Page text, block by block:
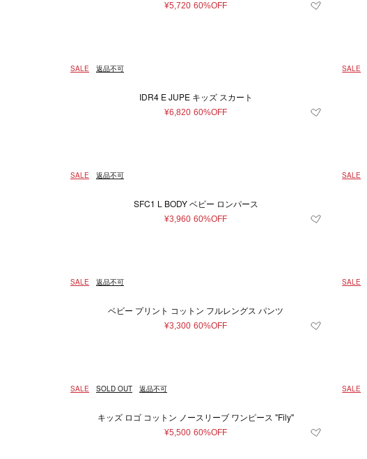
¥5,720 60%OFF
SALE 返品不可
IDR4 E JUPE キッズ スカート
¥6,820 60%OFF
SALE
SALE 返品不可
SFC1 L BODY ベビー ロンパース
¥3,960 60%OFF
SALE
SALE 返品不可
ベビー プリント コットン フルレングス パンツ
¥3,300 60%OFF
SALE
SALE SOLD OUT 返品不可
キッズ ロゴ コットン ノースリーブ ワンピース "Fily"
¥5,500 60%OFF
SALE